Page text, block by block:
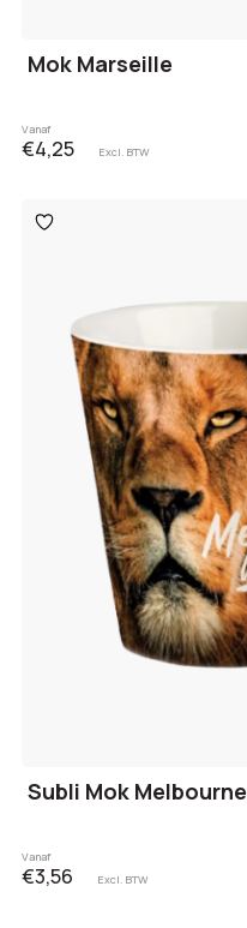
Mok Marseille
Vanaf
€4,25 Excl. BTW
Toevoegen
aan
Subli Mok Melbourne
Vanaf
€3,56 Excl. BTW